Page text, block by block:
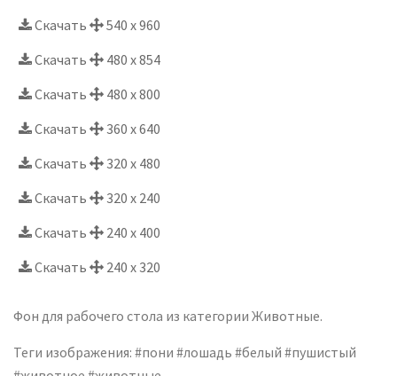
Скачать
540 x 960
Скачать
480 x 854
Скачать
480 x 800
Скачать
360 x 640
Скачать
320 x 480
Скачать
320 x 240
Скачать
240 x 400
Скачать
240 x 320
Фон для рабочего стола из категории Животные.
Теги изображения: #пони #лошадь #белый #пушистый